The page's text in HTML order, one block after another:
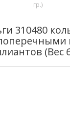
гр.)
310480
(Вес